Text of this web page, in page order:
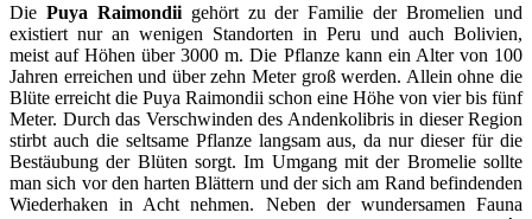
Die Puya Raimondiigehört zu der Familie der Bromelien und
existiert nur an wenigen Standorten in Peru und auch Bolivien,
meist auf Höhen über 3000 m. Die Pflanze kann ein Alter von 100
Jahren erreichen und über zehn Meter groß werden. Allein ohne die
Blüte erreicht die Puya Raimondii schon eine Höhe von vier bis fünf
Meter. Durch das Verschwinden des Andenkolibris in dieser Region
stirbt auch die seltsame Pflanze langsam aus, da nur dieser für die
Bestäubung der Blüten sorgt. Im Umgang mit der Bromelie sollte
man sich vor den harten Blättern und der sich am Rand befindenden
Wiederhaken in Acht nehmen. Neben der wundersamen Fauna